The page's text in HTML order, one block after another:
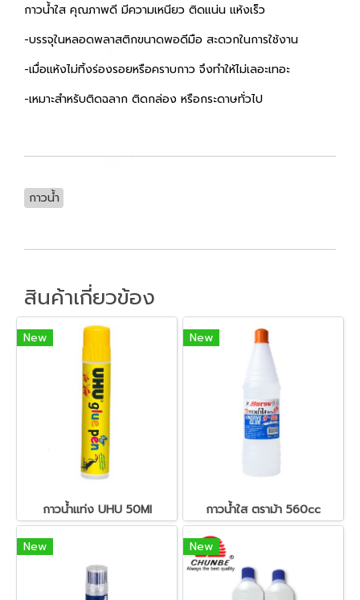
กาวน้ำใส คุณภาพดี มีความเหนียว ติดแน่น แห้งเร็ว
-บรรจุในหลอดพลาสติกขนาดพอดีมือ สะดวกในการใช้งาน
-เมื่อแห้งไม่ทิ้งร่องรอยหรือคราบกาว จึงทำให้ไม่เลอะเทอะ
-เหมาะสำหรับติดฉลาก ติดกล่อง หรือกระดาษทั่วไป
กาวน้ำ
สินค้าเกี่ยวข้อง
New
กาวน้ำแท่ง UHU 50Ml
New
กาวน้ำใส ตราม้า 560cc
New New